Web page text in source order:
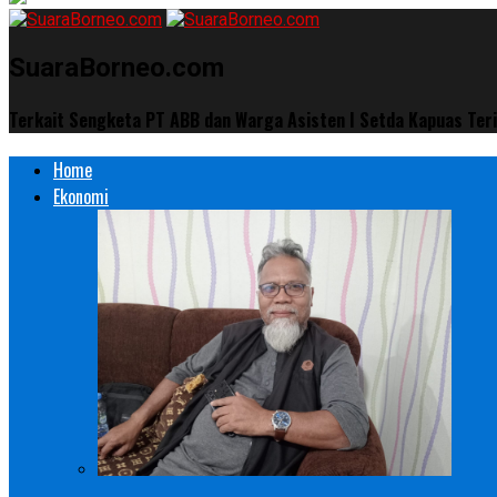
SuaraBorneo.com
Terkait Sengketa PT ABB dan Warga Asisten I Setda Kapuas
Home
Ekonomi